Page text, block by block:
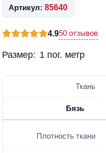
Артикул: 85640
4.950 отзывов
Размер: 1 пог. метр
Ткань
Бязь
Плотность ткани